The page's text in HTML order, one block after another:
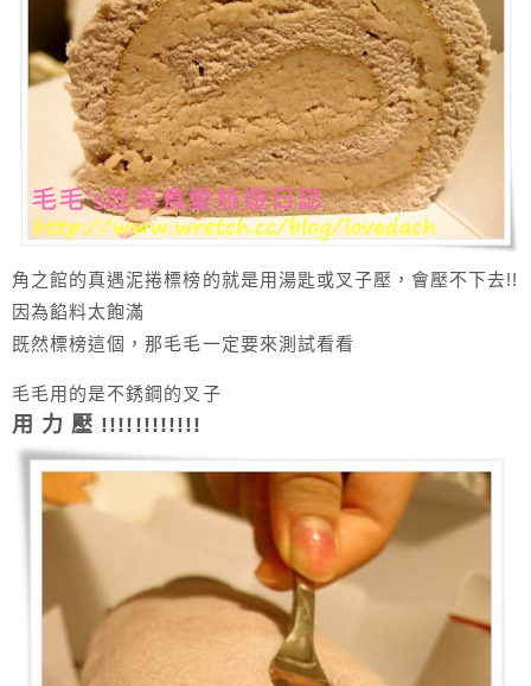
角之館的真遇泥捲標榜的就是用湯匙或叉子壓，會壓不下去!!
因為餡料太飽滿
既然標榜這個，那毛毛一定要來測試看看
毛毛用的是不銹鋼的叉子
用 力 壓 !!!!!!!!!!!!